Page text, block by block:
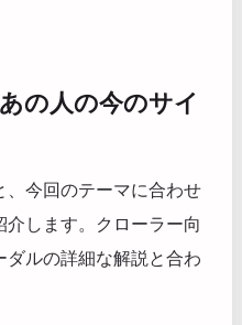
の人の今のサイ
、今回のテーマに合わせ
します。クローラー向
ルの詳細な解説と合わ